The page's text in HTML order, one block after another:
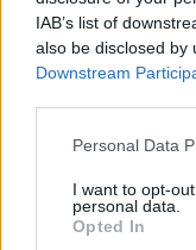
IAB’s list of
also be disclosed by
Downstream
Please note that
not limited to your
grant or deny
use your data for
Personal Data
I want to opt-
personal data.
Opted In
Δ' ΟΜΙΛΟΣ -
1. Τρέντο 6-0
3. Τσεντεβίτα
4. Προμηθέας 2-4
5. Ναντέρ 1-4